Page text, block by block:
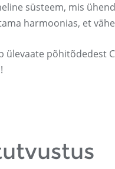
süsteem, mis
harmoonias, et
ülevaate põhitõdedest